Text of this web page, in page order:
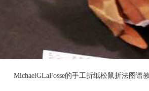
MichaelGLaFosse的手工折纸松鼠折法图谱